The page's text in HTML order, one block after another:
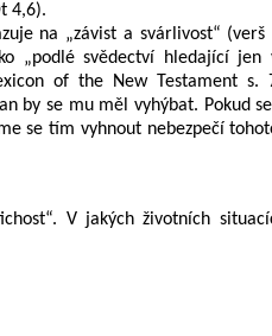
4,6).
na „závist a svárlivost“
„podlé svědectví hledající jen
of the New Testament s.
by se mu měl vyhýbat. Pokud
se tím vyhnout nebezpečí
V jakých životních